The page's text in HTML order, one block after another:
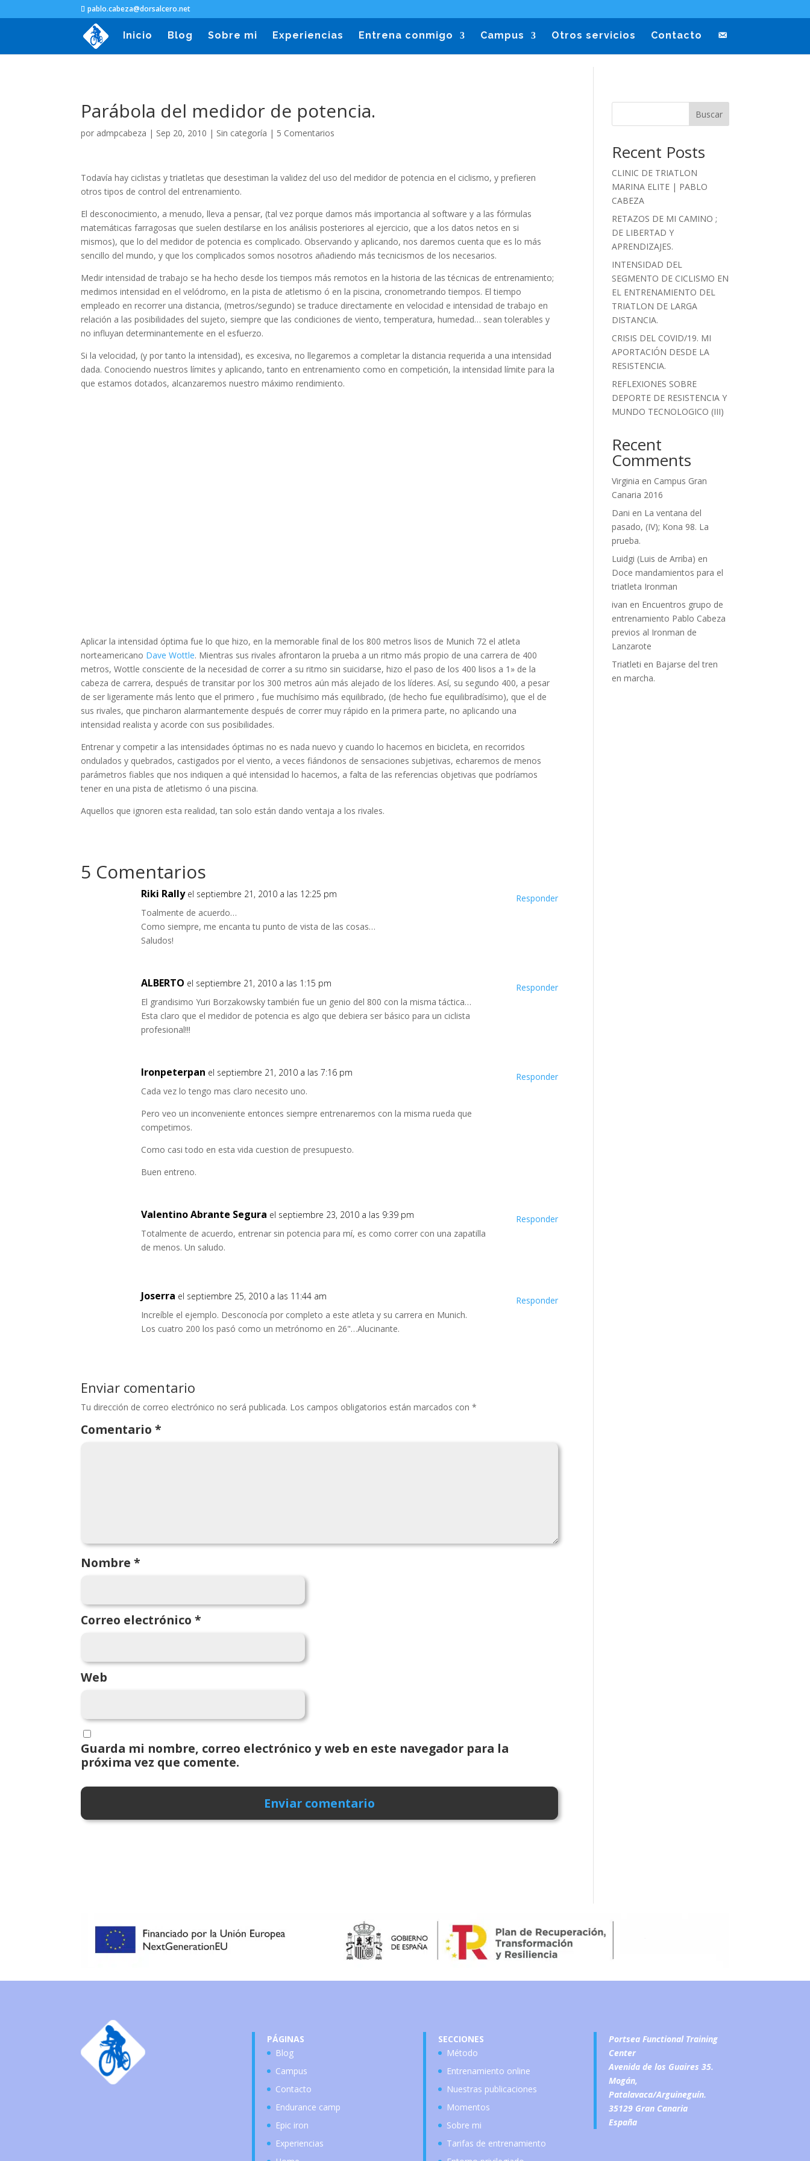
pablo.cabeza@dorsalcero.net
Inicio Blog Sobre mi Experiencias Entrena conmigo Campus Otros servicios Contacto
Parábola del medidor de potencia.
por admpcabeza | Sep 20, 2010 | Sin categoría | 5 Comentarios
Todavía hay ciclistas y triatletas que desestiman la validez del uso del medidor de potencia en el ciclismo, y prefieren
otros tipos de control del entrenamiento.
El desconocimiento, a menudo, lleva a pensar, (tal vez porque damos más importancia al software y a las fórmulas
matemáticas farragosas que suelen destilarse en los análisis posteriores al ejercicio, que a los datos netos en si
mismos), que lo del medidor de potencia es complicado. Observando y aplicando, nos daremos cuenta que es lo más
sencillo del mundo, y que los complicados somos nosotros añadiendo más tecnicismos de los necesarios.
Medir intensidad de trabajo se ha hecho desde los tiempos más remotos en la historia de las técnicas de entrenamiento;
medimos intensidad en el velódromo, en la pista de atletismo ó en la piscina, cronometrando tiempos. El tiempo
empleado en recorrer una distancia, (metros/segundo) se traduce directamente en velocidad e intensidad de trabajo en
relación a las posibilidades del sujeto, siempre que las condiciones de viento, temperatura, humedad… sean tolerables y
no influyan determinantemente en el esfuerzo.
Si la velocidad, (y por tanto la intensidad), es excesiva, no llegaremos a completar la distancia requerida a una intensidad
dada. Conociendo nuestros límites y aplicando, tanto en entrenamiento como en competición, la intensidad límite para la
que estamos dotados, alcanzaremos nuestro máximo rendimiento.
Aplicar la intensidad óptima fue lo que hizo, en la memorable final de los 800 metros lisos de Munich 72 el atleta
norteamericano Dave Wottle. Mientras sus rivales afrontaron la prueba a un ritmo más propio de una carrera de 400
metros, Wottle consciente de la necesidad de correr a su ritmo sin suicidarse, hizo el paso de los 400 lisos a 1» de la
cabeza de carrera, después de transitar por los 300 metros aún más alejado de los líderes. Así, su segundo 400, a pesar
de ser ligeramente más lento que el primero , fue muchísimo más equilibrado, (de hecho fue equilibradísimo), que el de
sus rivales, que pincharon alarmantemente después de correr muy rápido en la primera parte, no aplicando una
intensidad realista y acorde con sus posibilidades.
Entrenar y competir a las intensidades óptimas no es nada nuevo y cuando lo hacemos en bicicleta, en recorridos
ondulados y quebrados, castigados por el viento, a veces fiándonos de sensaciones subjetivas, echaremos de menos
parámetros fiables que nos indiquen a qué intensidad lo hacemos, a falta de las referencias objetivas que podríamos
tener en una pista de atletismo ó una piscina.
Aquellos que ignoren esta realidad, tan solo están dando ventaja a los rivales.
5 Comentarios
Riki Rally el septiembre 21, 2010 a las 12:25 pm
Toalmente de acuerdo…
Como siempre, me encanta tu punto de vista de las cosas…
Saludos!
Responder
ALBERTO el septiembre 21, 2010 a las 1:15 pm
El grandisimo Yuri Borzakowsky también fue un genio del 800 con la misma táctica…
Esta claro que el medidor de potencia es algo que debiera ser básico para un ciclista
profesional!!!
Responder
Ironpeterpan el septiembre 21, 2010 a las 7:16 pm
Cada vez lo tengo mas claro necesito uno.
Pero veo un inconveniente entonces siempre entrenaremos con la misma rueda que
competimos.
Como casi todo en esta vida cuestion de presupuesto.
Buen entreno.
Responder
Valentino Abrante Segura el septiembre 23, 2010 a las 9:39 pm
Totalmente de acuerdo, entrenar sin potencia para mí, es como correr con una zapatilla
de menos. Un saludo.
Responder
Joserra el septiembre 25, 2010 a las 11:44 am
Increíble el ejemplo. Desconocía por completo a este atleta y su carrera en Munich.
Los cuatro 200 los pasó como un metrónomo en 26"…Alucinante.
Responder
Enviar comentario
Tu dirección de correo electrónico no será publicada. Los campos obligatorios están marcados con*
Comentario*
Nombre*
Correo electrónico*
Web
Guarda mi nombre, correo electrónico y web en este navegador para la
próxima vez que comente.
Buscar
Recent Posts
CLINIC DE TRIATLON
MARINA ELITE | PABLO
CABEZA
RETAZOS DE MI CAMINO ;
DE LIBERTAD Y
APRENDIZAJES.
INTENSIDAD DEL
SEGMENTO DE CICLISMO EN
EL ENTRENAMIENTO DEL
TRIATLON DE LARGA
DISTANCIA.
CRISIS DEL COVID/19. MI
APORTACIÓN DESDE LA
RESISTENCIA.
REFLEXIONES SOBRE
DEPORTE DE RESISTENCIA Y
MUNDO TECNOLOGICO (III)
Recent
Comments
Virginia en Campus Gran
Canaria 2016
Dani en La ventana del
pasado, (IV); Kona 98. La
prueba.
Luidgi (Luis de Arriba) en
Doce mandamientos para el
triatleta Ironman
ivan en Encuentros grupo de
entrenamiento Pablo Cabeza
previos al Ironman de
Lanzarote
Triatleti en Bajarse del tren
en marcha.
PÁGINAS
Blog
Campus
Contacto
Endurance camp
Epic iron
Experiencias
SECCIONES
Método
Entrenamiento online
Nuestras publicaciones
Momentos
Sobre mi
Tarifas de entrenamiento
Portsea Functional Training
Center
Avenida de los Guaires 35.
Mogán,
Patalavaca/Arguineguín.
35129 Gran Canaria
España